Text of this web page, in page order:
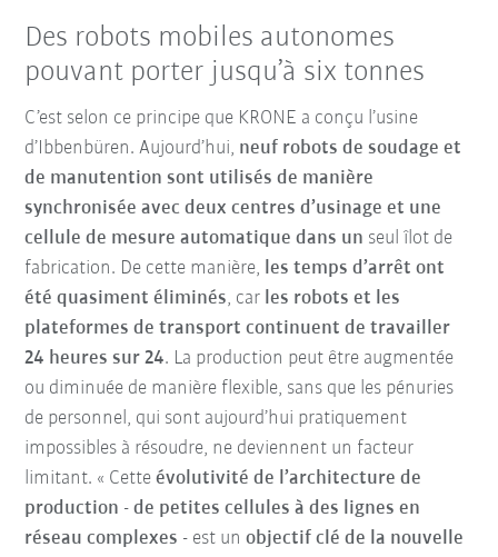
Des robots mobiles autonomes
pouvant porter jusqu’à six tonnes
C’est selon ce principe que KRONE a conçu l’usine
d’Ibbenbüren. Aujourd’hui, neuf robots de soudage et
de manutention sont utilisés de manière
synchronisée avec deux centres d’usinage et une
cellule de mesure automatique dans un seul îlot de
fabrication. De cette manière, les temps d’arrêt ont
été quasiment éliminés, car les robots et les
plateformes de transport continuent de travailler
24 heures sur 24. La production peut être augmentée
ou diminuée de manière flexible, sans que les pénuries
de personnel, qui sont aujourd’hui pratiquement
impossibles à résoudre, ne deviennent un facteur
limitant. « Cetteévolutivité de l’architecture de
production -de petites cellules à des lignes en
réseau complexes - est unobjectif clé de la nouvelle